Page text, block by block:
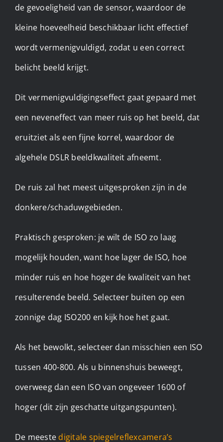
de gevoeligheid van de sensor, waardoor de
kleine hoeveelheid beschikbaar licht effectief
wordt vermenigvuldigd, zodat u een correct
belicht beeld krijgt.
Dit vermenigvuldigingseffect gaat gepaard met
een neveneffect van meer ruis op het beeld, dat
eruitziet als een fijne korrel, waardoor de
algehele DSLR beeldkwaliteit afneemt.
De ruis zal het meest uitgesproken zijn in de
donkere/schaduwgebieden.
Praktisch gesproken: je wilt de ISO zo laag
mogelijk houden, want hoe lager de ISO, hoe
minder ruis en hoe hoger de kwaliteit van het
resulterende beeld. Selecteer buiten op een
zonnige dag ISO200 en kijk hoe het gaat.
Als het bewolkt, selecteer dan misschien een ISO
tussen 400-800. Als u binnenshuis beweegt,
overweeg dan een ISO van ongeveer 1600 of
hoger (dit zijn geschatte uitgangspunten).
De meeste digitale spiegelreflexcamera’s